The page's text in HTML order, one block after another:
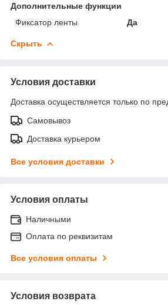
Дополнительные функции
Фиксатор ленты
Да
Скрыть
Условия доставки
Доставка осуществляется только по
Самовывоз
Доставка курьером
Все условия доставки
Условия оплаты
Наличными
Оплата по реквизитам
Все условия оплаты
Условия возврата